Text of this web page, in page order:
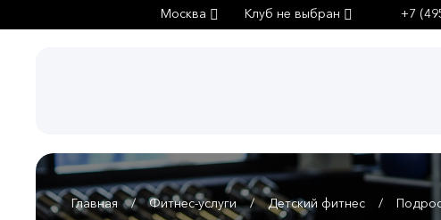
Москва Клуб не выбран +7
Главная Фитнес-услуги Детский фитнес